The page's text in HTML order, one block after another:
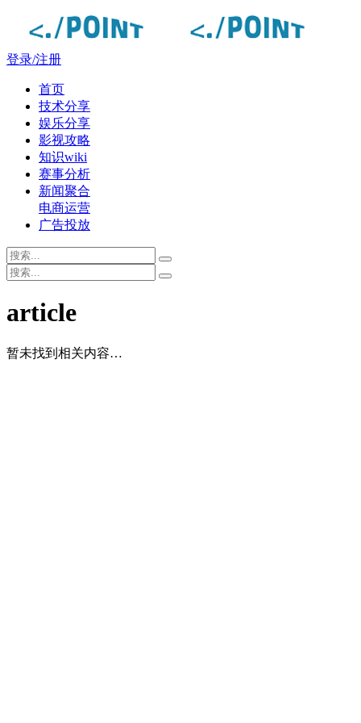
登录/注册
首页
技术分享
娱乐分享
影视攻略
知识wiki
赛事分析
新闻聚合
电商运营
广告投放
article
暂未找到相关内容…